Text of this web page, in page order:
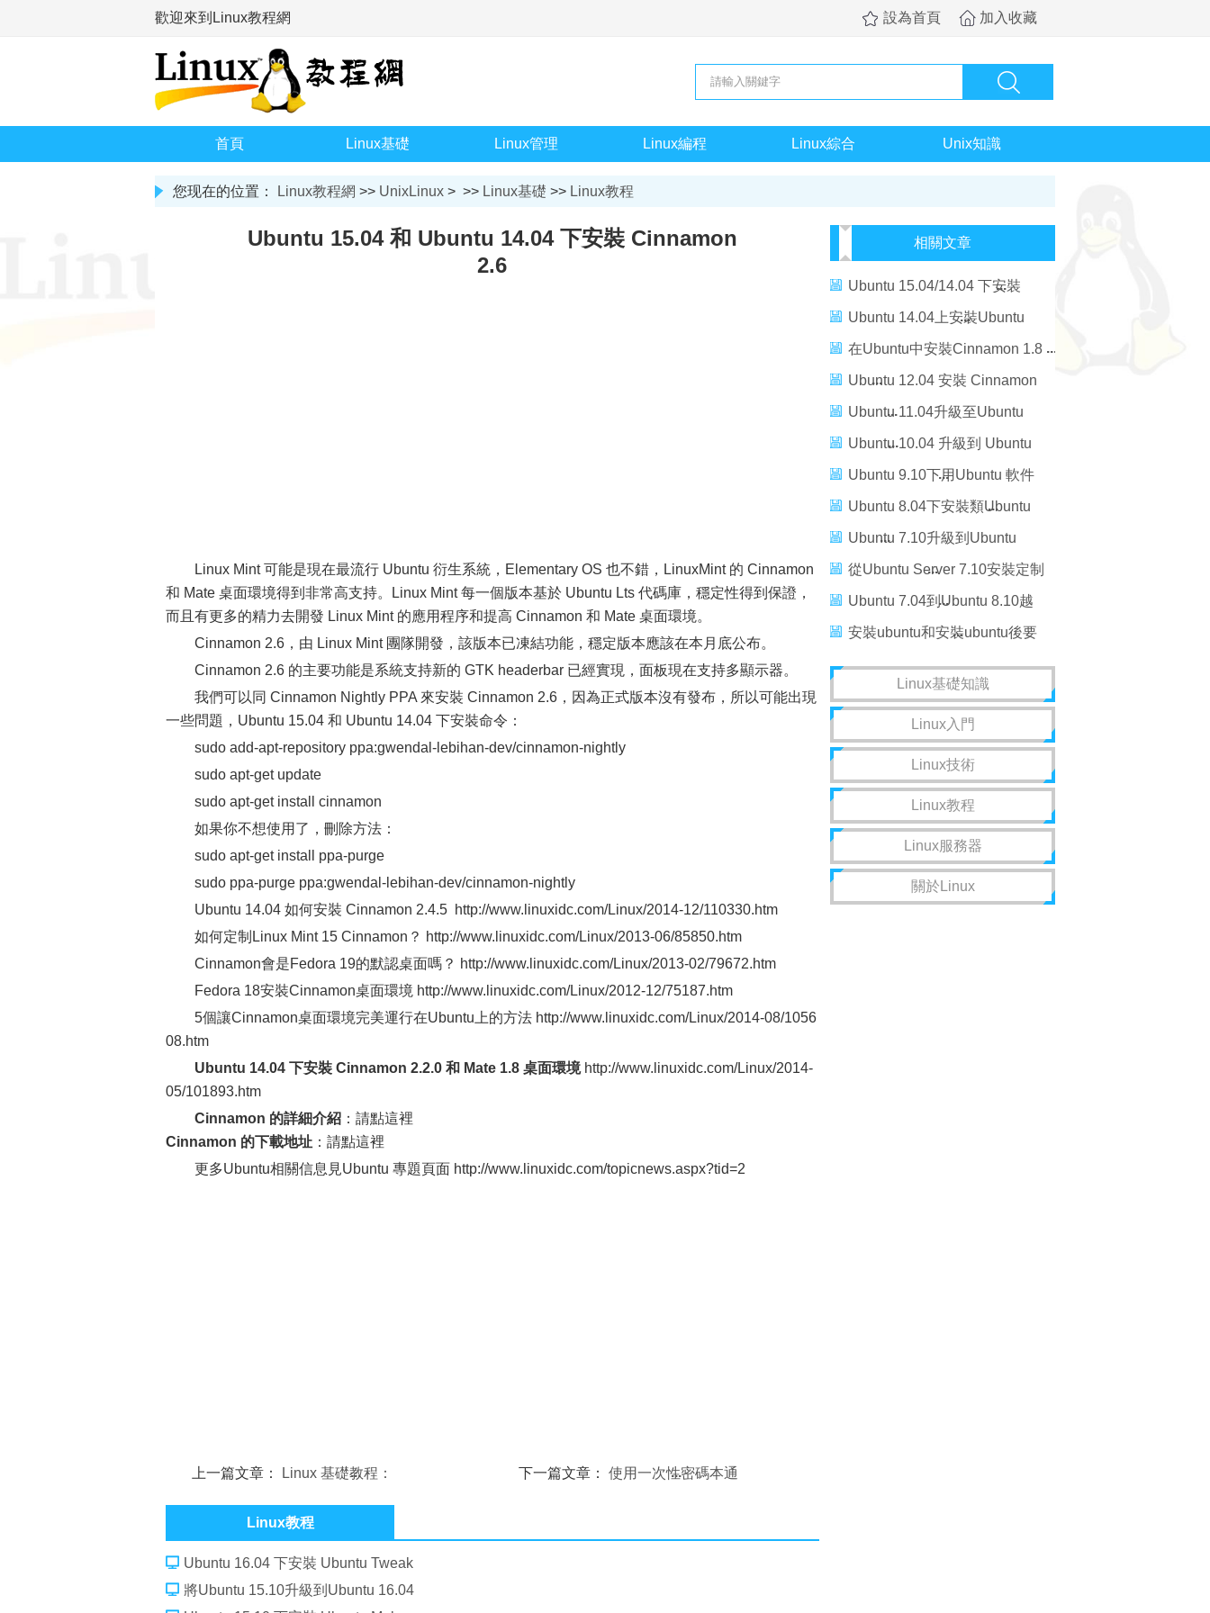
歡迎來到Linux教程網 設為首頁 加入收藏
首頁 Linux基礎 Linux管理 Linux編程 Linux綜合 Unix知識
您现在的位置： Linux教程網 >> UnixLinux > >> Linux基礎 >> Linux教程
Ubuntu 15.04 和 Ubuntu 14.04 下安裝 Cinnamon
2.6
Linux Mint 可能是現在最流行 Ubuntu 衍生系統，Elementary OS 也不錯，LinuxMint 的 Cinnamon
和 Mate 桌面環境得到非常高支持。Linux Mint 每一個版本基於 Ubuntu Lts 代碼庫，穩定性得到保證，
而且有更多的精力去開發 Linux Mint 的應用程序和提高 Cinnamon 和 Mate 桌面環境。
Cinnamon 2.6，由 Linux Mint 團隊開發，該版本已凍結功能，穩定版本應該在本月底公布。
Cinnamon 2.6 的主要功能是系統支持新的 GTK headerbar 已經實現，面板現在支持多顯示器。
我們可以同 Cinnamon Nightly PPA 來安裝 Cinnamon 2.6，因為正式版本沒有發布，所以可能出現
一些問題，Ubuntu 15.04 和 Ubuntu 14.04 下安裝命令：
sudo add-apt-repository ppa:gwendal-lebihan-dev/cinnamon-nightly
sudo apt-get update
sudo apt-get install cinnamon
如果你不想使用了，刪除方法：
sudo apt-get install ppa-purge
sudo ppa-purge ppa:gwendal-lebihan-dev/cinnamon-nightly
Ubuntu 14.04 如何安裝 Cinnamon 2.4.5 http://www.linuxidc.com/Linux/2014-12/110330.htm
如何定制Linux Mint 15 Cinnamon？ http://www.linuxidc.com/Linux/2013-06/85850.htm
Cinnamon會是Fedora 19的默認桌面嗎？ http://www.linuxidc.com/Linux/2013-02/79672.htm
Fedora 18安裝Cinnamon桌面環境 http://www.linuxidc.com/Linux/2012-12/75187.htm
5個讓Cinnamon桌面環境完美運行在Ubuntu上的方法 http://www.linuxidc.com/Linux/2014-08/1056
08.htm
Ubuntu 14.04 下安裝 Cinnamon 2.2.0 和 Mate 1.8 桌面環境http://www.linuxidc.com/Linux/2014-
05/101893.htm
Cinnamon 的詳細介紹 ：請點這裡
Cinnamon 的下載地址 ：請點這裡
更多Ubuntu相關信息見Ubuntu 專題頁面 http://www.linuxidc.com/topicnews.aspx?tid=2
上一篇文章：
Linux 基礎教程：
下一篇文章： 使用一次性密碼本通
Linux教程
Ubuntu 16.04 下安裝 Ubuntu Tweak
將Ubuntu 15.10升級到Ubuntu 16.04
相關文章
Ubuntu 15.04/14.04 下安裝
Ubuntu After Install 2.6
Ubuntu 14.04上安裝Ubuntu
Tweak Tool 0.8.7
在Ubuntu中安裝Cinnamon 1.8
Ubuntu 12.04 安裝 Cinnamon
1.4
Ubuntu 11.04升級至Ubuntu
11.10
Ubuntu 10.04 升級到 Ubuntu
10.10
Ubuntu 9.10下用Ubuntu 軟件
中心安裝游戲
Ubuntu 8.04下安裝類Ubuntu
8.10版登錄界面[圖文]
Ubuntu 7.10升級到Ubuntu
8.04
從Ubuntu Server 7.10安裝定制
Ubuntu桌面
Ubuntu 7.04到Ubuntu 8.10越
來越慢了嗎？
安裝ubuntu和安裝ubuntu後要
安裝的軟件列表
Linux基礎知識
Linux入門
Linux技術
Linux教程
Linux服務器
關於Linux